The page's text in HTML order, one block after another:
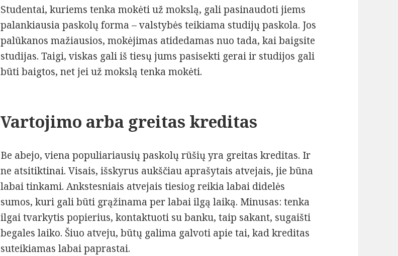
Studentai, kuriems tenka mokėti už mokslą, gali pasinaudoti jiems
palankiausia paskolų forma – valstybės teikiama studijų paskola. Jos
palūkanos mažiausios, mokėjimas atidedamas nuo tada, kai baigsite
studijas. Taigi, viskas gali iš tiesų jums pasisekti gerai ir studijos gali
būti baigtos, net jei už mokslą tenka mokėti.
Vartojimo arba greitas kreditas
Be abejo, viena populiariausių paskolų rūšių yra greitas kreditas. Ir
ne atsitiktinai. Visais, išskyrus aukščiau aprašytais atvejais, jie būna
labai tinkami. Ankstesniais atvejais tiesiog reikia labai didelės
sumos, kuri gali būti grąžinama per labai ilgą laiką. Minusas: tenka
ilgai tvarkytis popierius, kontaktuoti su banku, taip sakant, sugaišti
begales laiko. Šiuo atveju, būtų galima galvoti apie tai, kad kreditas
suteikiamas labai paprastai.